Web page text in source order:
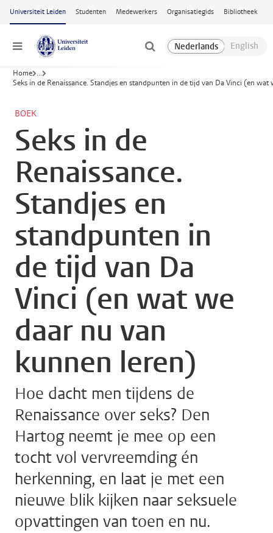
Ga naar hoofdinhoud
Universiteit Leiden Studenten Medewerkers Organisatiegids Bibliotheek
Menu
Home ...
Seks in de Renaissance. Standjes en standpunten in de tijd van Da Vinci (en
BOEK
Seks in de
Renaissance.
Standjes en
standpunten in
de tijd van Da
Vinci (en wat we
daar nu van
kunnen leren)
Hoe dacht men tijdens de
Renaissance over seks? Den
Hartog neemt je mee op een
tocht vol vervreemding én
herkenning, en laat je met een
nieuwe blik kijken naar seksuele
opvattingen van toen en nu.